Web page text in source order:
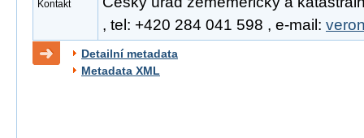
Kontakt
, tel: +420 284 041 598 , e-mail:
Detailní metadata
Metadata XML